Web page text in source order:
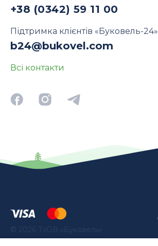
+38 (0342) 59 11 00
Підтримка клієнтів «Буковель-24»
b24@bukovel.com
Всі контакти